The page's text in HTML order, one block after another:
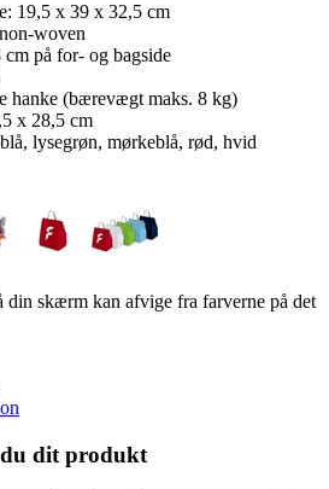
19,5 x 39 x 32,5 cm
woven
på for- og bagside
hanke (bærevægt maks. 8 kg)
x 28,5 cm
lysegrøn, mørkeblå, rød, hvid
din skærm kan afvige fra farverne på det
dit produkt